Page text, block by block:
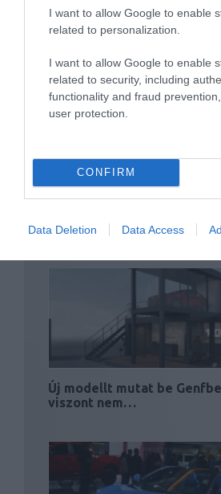
I want to allow Google to enable
related to personalization.
I want to allow Google to enable
related to security, including
functionality and fraud
user protection.
CONFIRM
Data Deletion Data Access
Elmarad a 2022-es Genfi
Még nincs kész a világ
Új modellt mutat be
viszont nem…